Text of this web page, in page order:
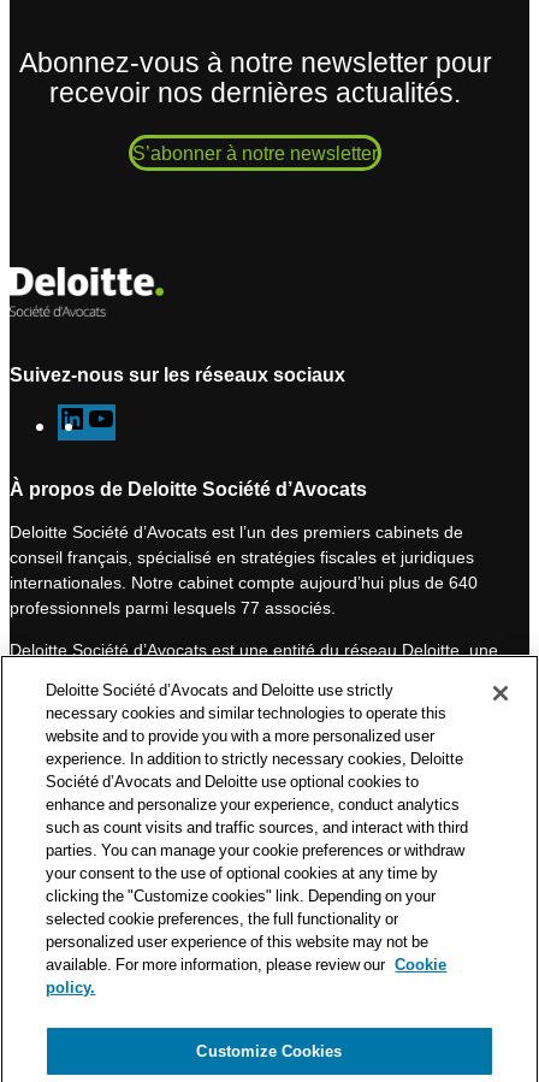
Abonnez-vous à notre newsletter pour
recevoir nos dernières actualités.
S’abonner à notre newsletter
Suivez-nous sur les réseaux sociaux
L
i
k
e
d
I
n
o
T
u
b
e
À propos de Deloitte Société d’Avocats
Deloitte Société d’Avocats est l’un des premiers cabinets de
conseil français, spécialisé en stratégies fiscales et juridiques
internationales. Notre cabinet compte aujourd’hui plus de 640
professionnels parmi lesquels 77 associés.
Deloitte Société d’Avocats est une entité du réseau Deloitte, une
professionnels et à ce titre, travaille avec les 50 000 fiscalistes
et juristes de Deloitte situés dans 150 pays.
Les informations contenues sur ce blog ont pour objectif
d’informer ses lecteurs de manière générale. Elles ne peuvent
en aucun cas se substituer à un conseil délivré par un
professionnel en fonction d’une situation donnée. Un soin
particulier est apporté à la rédaction de nos articles, néanmoins
Deloitte Société d’Avocats décline toute responsabilité relative
aux éventuelles erreurs et omissions qu’ils pourraient contenir.​
Politique de confidentialité
Deloitte Société d’Avocats and Deloitte use strictly
necessary cookies and similar technologies to operate this
website and to provide you with a more personalized user
experience. In addition to strictly necessary cookies, Deloitte
Société d’Avocats and Deloitte use optional cookies to
enhance and personalize your experience, conduct analytics
such as count visits and traffic sources, and interact with third
parties. You can manage your cookie preferences or withdraw
your consent to the use of optional cookies at any time by
clicking the "Customize cookies" link. Depending on your
selected cookie preferences, the full functionality or
personalized user experience of this website may not be
available. For more information, please review our Cookie
policy.
Customize Cookies